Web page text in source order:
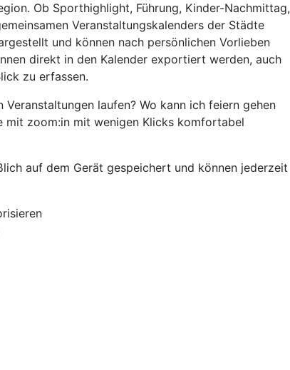
Ob Sporthighlight, Führung, Kinder-Nachmittag,
Veranstaltungskalenders der Städte
und können nach persönlichen Vorlieben
direkt in den Kalender exportiert werden, auch
zu erfassen.
laufen? Wo kann ich feiern gehen
mit zoom:in mit wenigen Klicks komfortabel
auf dem Gerät gespeichert und können jederzeit